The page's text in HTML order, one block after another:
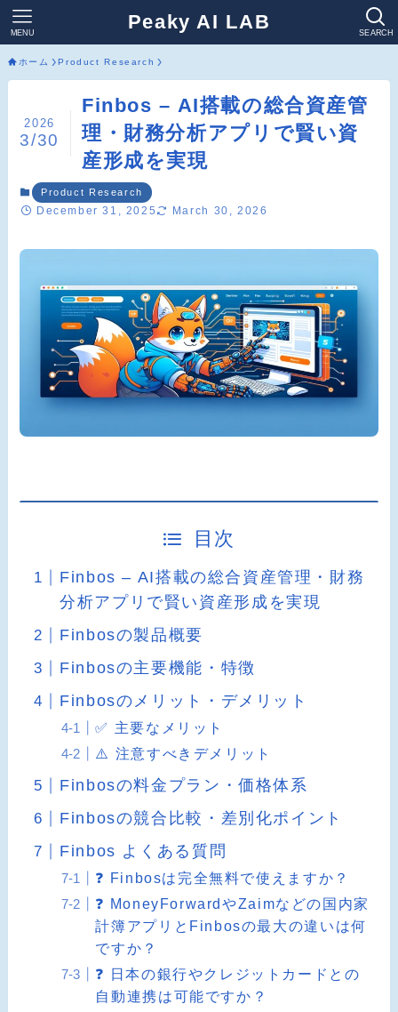
Peaky AI LAB SEARCH
MENU
ホーム Product Research
Finbos – AI搭載の総合資産管
理・財務分析アプリで賢い資
産形成を実現
2026
3/30
Product Research
December 31, 2025 March 30, 2026
目次
Finbos – AI搭載の総合資産管理・財務
分析アプリで賢い資産形成を実現
Finbosの製品概要
Finbosの主要機能・特徴
Finbosのメリット・デメリット
✅ 主要なメリット
⚠️ 注意すべきデメリット
Finbosの料金プラン・価格体系
Finbosの競合比較・差別化ポイント
Finbos よくある質問
❓ Finbosは完全無料で使えますか？
❓ MoneyForwardやZaimなどの国内家
計簿アプリとFinbosの最大の違いは何
ですか？
❓ 日本の銀行やクレジットカードとの
自動連携は可能ですか？